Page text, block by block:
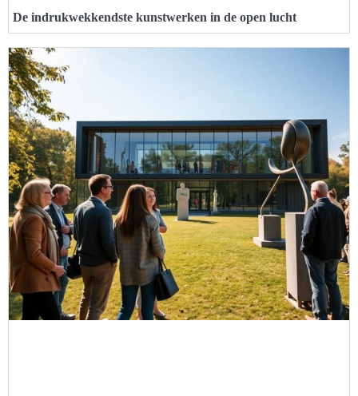
De indrukwekkendste kunstwerken in de open lucht